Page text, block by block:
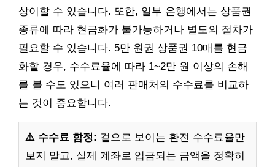
상이할 수 있습니다. 또한, 일부 은행에서는 상품권
종류에 따라 현금화가 불가능하거나 별도의 절차가
필요할 수 있습니다. 5만 원권 상품권 10매를 현금
화할 경우, 수수료율에 따라 1~2만 원 이상의 손해
를 볼 수도 있으니 여러 판매처의 수수료를 비교하
는 것이 중요합니다.
⚠️ 수수료 함정: 겉으로 보이는 환전 수수료율만
보지 말고, 실제 계좌로 입금되는 금액을 정확히